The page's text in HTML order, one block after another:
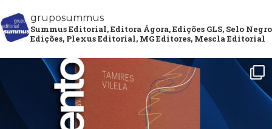
gruposummus
Summus Editorial, Editora Ágora, Edições GLS, Selo Negro
Edições, Plexus Editorial, MG Editores, Mescla Editorial